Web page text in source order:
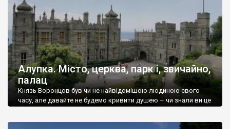
Алупка. Місто, церква, парк і, звичайно,
палац
Князь Воронцов був чи не найвідомішою людиною свого
часу, але давайте не будемо кривити душею – чи знали ви це